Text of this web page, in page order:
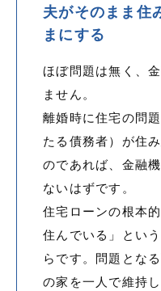
夫がそのまま住
まにする
ほぼ問題は無く、
ません。
離婚時に住宅の問
たる債務者）が住
のであれば、金融
ないはずです。
住宅ローンの根本
住んでいる」とい
らです。問題とな
の家を一人で維持